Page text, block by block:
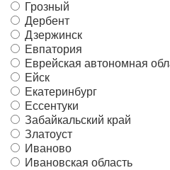
Грозный
Дербент
Дзержинск
Евпатория
Еврейская автономная
Ейск
Екатеринбург
Ессентуки
Забайкальский край
Златоуст
Иваново
Ивановская область